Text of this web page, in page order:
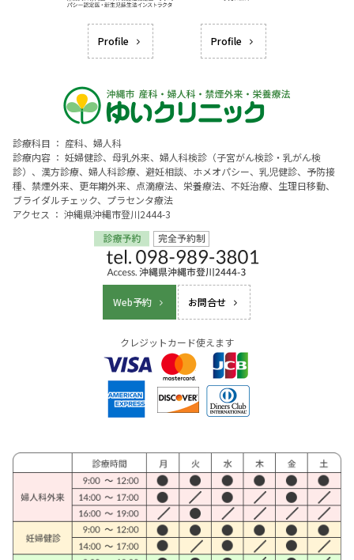
Profile Profile
診療科目 ： 産科、婦人科
診療内容 ： 妊婦健診、母乳外来、婦人科検診（子宮がん検診・乳がん検
診）、漢方診療、婦人科診療、避妊相談、ホメオパシー、乳児健診、予防接
種、禁煙外来、更年期外来、点滴療法、栄養療法、不妊治療、生理日移動、
ブライダルチェック、プラセンタ療法
アクセス ： 沖縄県沖縄市登川2444-3
Web予約 お問合せ
クレジットカード使えます